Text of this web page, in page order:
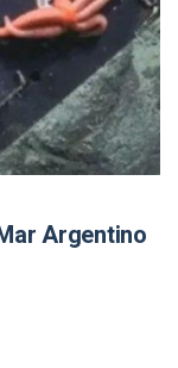
Argentino